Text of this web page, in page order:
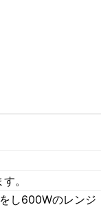
。
し600Wのレンジ